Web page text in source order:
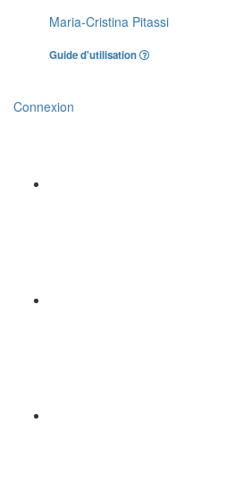
Maria-Cristina Pitassi
Guide d'utilisation
Connexion